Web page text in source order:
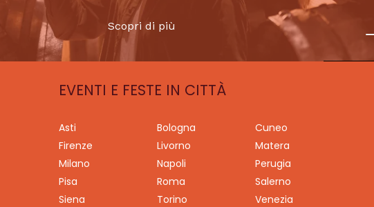
Scopri di più
EVENTI E FESTE IN CITTÀ
Asti Bologna
Cuneo
Firenze
Livorno
Matera
Milano
Napoli
Perugia
Pisa
Roma
Salerno
Siena
Torino Venezia